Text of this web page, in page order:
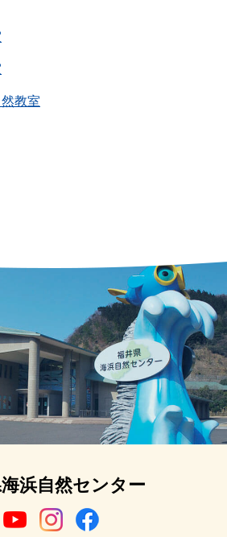
教室
浜自然センター